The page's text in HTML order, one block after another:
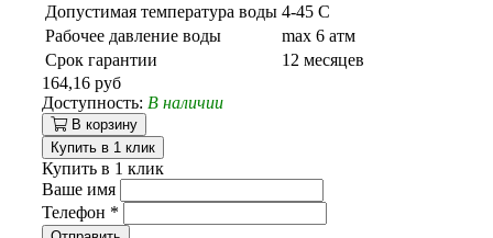
Допустимая температура воды 4-45 С
Рабочее давление воды
max 6 атм
Срок гарантии
12 месяцев
164,16 руб
Доступность: В наличии
В корзину
Купить в 1 клик
Купить в 1 клик
Ваше имя
Телефон *